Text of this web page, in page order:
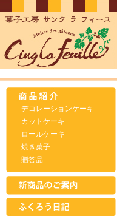
デコレーションケーキ
カットケーキ
ロールケーキ
焼き菓子
贈答品